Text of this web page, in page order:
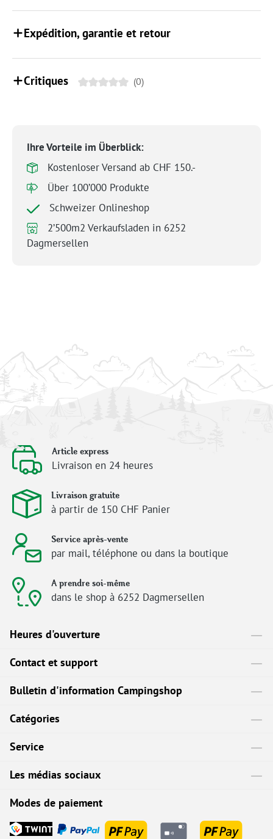
Expédition, garantie et retour
Critiques (0)
Ihre Vorteile im Überblick:
Kostenloser Versand ab CHF 150.-
Über 100’000 Produkte
Schweizer Onlineshop
2’500m2 Verkaufsladen in 6252
Dagmersellen
Article express
Livraison en 24 heures
Livraison gratuite
à partir de 150 CHF Panier
Service après-vente
par mail, téléphone ou dans la boutique
A prendre soi-même
dans le shop à 6252 Dagmersellen
Heures d'ouverture
Contact et support
Bulletin d'information Campingshop
Catégories
Service
Les médias sociaux
Modes de paiement